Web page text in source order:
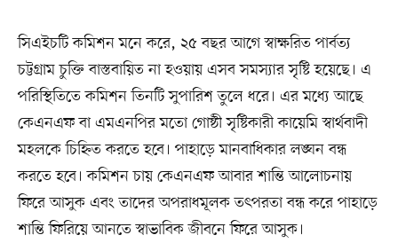
সিএইচটি কমিশন মনে করে, ২৫ বছর আগে স্বাক্ষরিত পার্বত্য
চট্টগ্রাম চুক্তি বাস্তবায়িত না হওয়ায় এসব সমস্যার সৃষ্টি হয়েছে। এ
পরিস্থিতিতে কমিশন তিনটি সুপারিশ তুলে ধরে। এর মধ্যে আছে
কেএনএফ বা এমএনপির মতো গোষ্ঠী সৃষ্টিকারী কায়েমি স্বার্থবাদী
মহলকে চিহ্নিত করতে হবে। পাহাড়ে মানবাধিকার লঙ্ঘন বন্ধ
করতে হবে। কমিশন চায় কেএনএফ আবার শান্তি আলোচনায়
ফিরে আসুক এবং তাদের অপরাধমূলক তৎপরতা বন্ধ করে পাহাড়ে
শান্তি ফিরিয়ে আনতে স্বাভাবিক জীবনে ফিরে আসুক।